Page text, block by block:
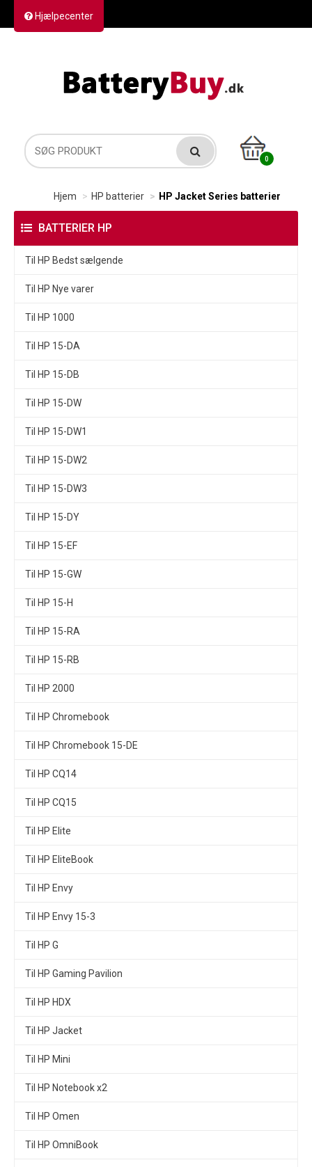
Hjælpecenter
0
Hjem HP batterier HP Jacket Series batterier
BATTERIER HP
Til HP Bedst sælgende
Til HP Nye varer
Til HP 1000
Til HP 15-DA
Til HP 15-DB
Til HP 15-DW
Til HP 15-DW1
Til HP 15-DW2
Til HP 15-DW3
Til HP 15-DY
Til HP 15-EF
Til HP 15-GW
Til HP 15-H
Til HP 15-RA
Til HP 15-RB
Til HP 2000
Til HP Chromebook
Til HP Chromebook 15-DE
Til HP CQ14
Til HP CQ15
Til HP Elite
Til HP EliteBook
Til HP Envy
Til HP Envy 15-3
Til HP G
Til HP Gaming Pavilion
Til HP HDX
Til HP Jacket
Til HP Mini
Til HP Notebook x2
Til HP Omen
Til HP OmniBook